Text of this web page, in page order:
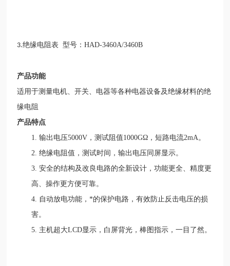
3.绝缘电阻表 型号：HAD-3460A/3460B
产品功能
适用于测量电机、开关、电器等各种电器设备及绝缘材料的绝
缘电阻
产品特点
1. 输出电压5000V，测试阻值1000GΩ，短路电流2mA。
2. 绝缘电阻值，测试时间，输出电压同屏显示。
3. 安全的结构及改良电路的全新设计，功能更全、精度更
高、操作更方便可靠。
4. 自动放电功能，*的保护电路，有效防止反击电压的损
害。
5. 主机超大LCD显示，白屏背光，棒图指示，一目了然。